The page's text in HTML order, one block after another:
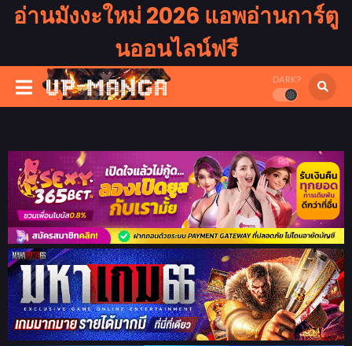
อ่านมังงะใหม่ 2026 แอพอ่านการ์ตู
นออนไลน์ฟรี
DARK?